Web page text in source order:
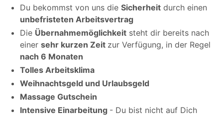
Du bekommst von uns die Sicherheit durch einen
unbefristeten Arbeitsvertrag
Die Übernahmemöglichkeit steht dir bereits nach
einer sehr kurzen Zeit zur Verfügung, in der Regel
nach 6 Monaten
Tolles Arbeitsklima
Weihnachtsgeld und Urlaubsgeld
Massage Gutschein
Intensive Einarbeitung - Du bist nicht auf Dich